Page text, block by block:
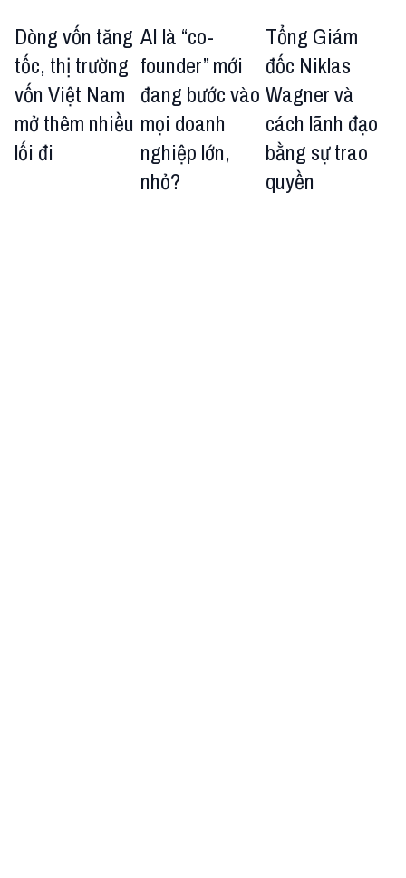
Dòng vốn tăng
tốc, thị trường
vốn Việt Nam
mở thêm nhiều
lối đi
AI là “co-
founder” mới
đang bước vào
mọi doanh
nghiệp lớn,
nhỏ?
Tổng Giám
đốc Niklas
Wagner và
cách lãnh đạo
bằng sự trao
quyền